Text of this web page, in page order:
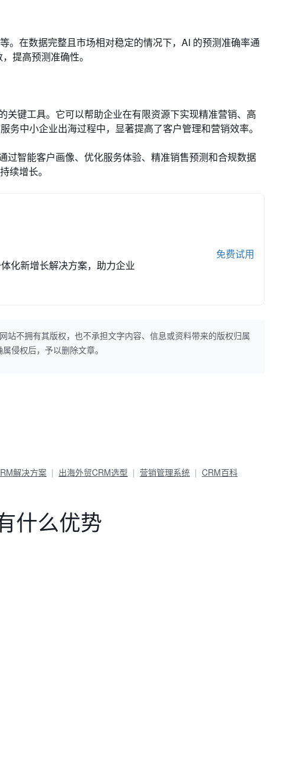
。在数据完整且市场相对稳定的情况下，AI 的预测准确率通
提高预测准确性。
键工具。它可以帮助企业在有限资源下实现精准营销、高
中小企业出海过程中，显著提高了客户管理和营销效率。
智能客户画像、优化服务体验、精准销售预测和合规数据
续增长。
化新增长解决方案，助力企业
免费试用
站不拥有其版权，也不承担文字内容、信息或资料带来的版权归属
侵权后，予以删除文章。
解决方案 出海外贸CRM选型 营销管理系统
CRM百科
什么优势